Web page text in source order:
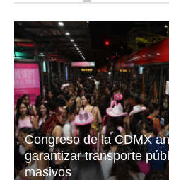
Congreso de la CDMX
garantizar transporte
masivos